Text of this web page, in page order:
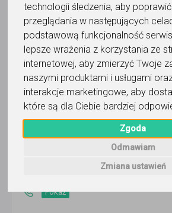
technologii śledzenia, aby
przeglądania w następujących
podstawową funkcjonalność
lepsze wrażenia z korzystania ze
internetowej, aby zmierzyć Twoje
naszymi produktami i usługami
interakcje marketingowe, aby
które są dla Ciebie bardziej
Zgoda
Odmawiam
Zmiana ustawień
Do ulubionych
Oznacz wystąpienie kontaktu
Klaudia
Wyślij wiadomość
ponad 3 miesiące temu
Pokaż